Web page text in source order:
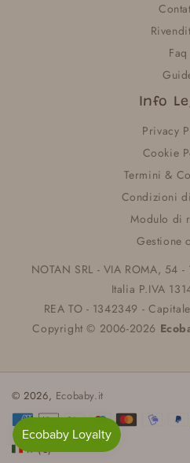
Faq
Info
Privacy
Cookie
Termini &
Condizioni
Modulo di
Gestione
NOTAN SRL - VIA ROMA, 54
Italia P.IVA
REA TO - 1342349 -
Copyright © 2006-2026
© 2026, Ecobaby.it
Metodi
di
IT (€)